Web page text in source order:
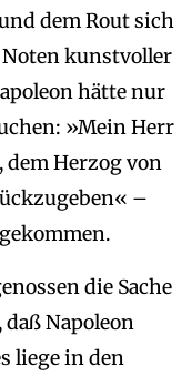
dem Rout sich
kunstvoller
hätte nur
»Mein Herr
Herzog von
–
die Sache
Napoleon
liege in den